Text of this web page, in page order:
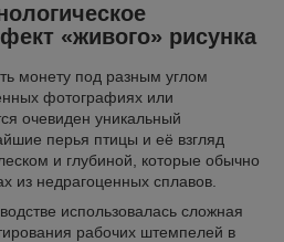
«живого» рисунка
монету под разным углом
фотографиях или
очевиден уникальный
перья птицы и её взгляд
и глубиной, которые обычно
из недрагоценных сплавов.
использовалась сложная
рабочих штемпелей в